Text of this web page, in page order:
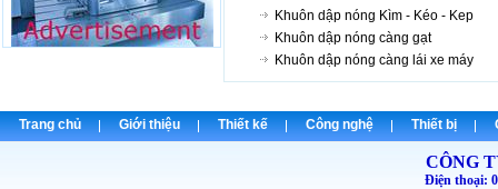
Khuôn dập nóng Kìm - Kéo - Kep
Khuôn dập nóng càng gạt
Khuôn dập nóng càng lái xe máy
Trang chủ Giới thiệu Thiết kế Công nghệ Thiết bị
CÔNG
Điện thoại: